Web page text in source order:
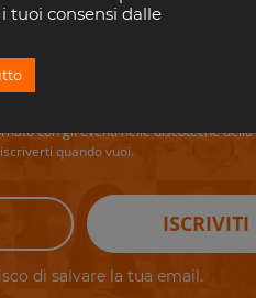
preferiti in
con gli eventi nelle discoteche
quando vuoi.
ISCRIVITI
di salvare la tua email.
tuoi consensi dalle